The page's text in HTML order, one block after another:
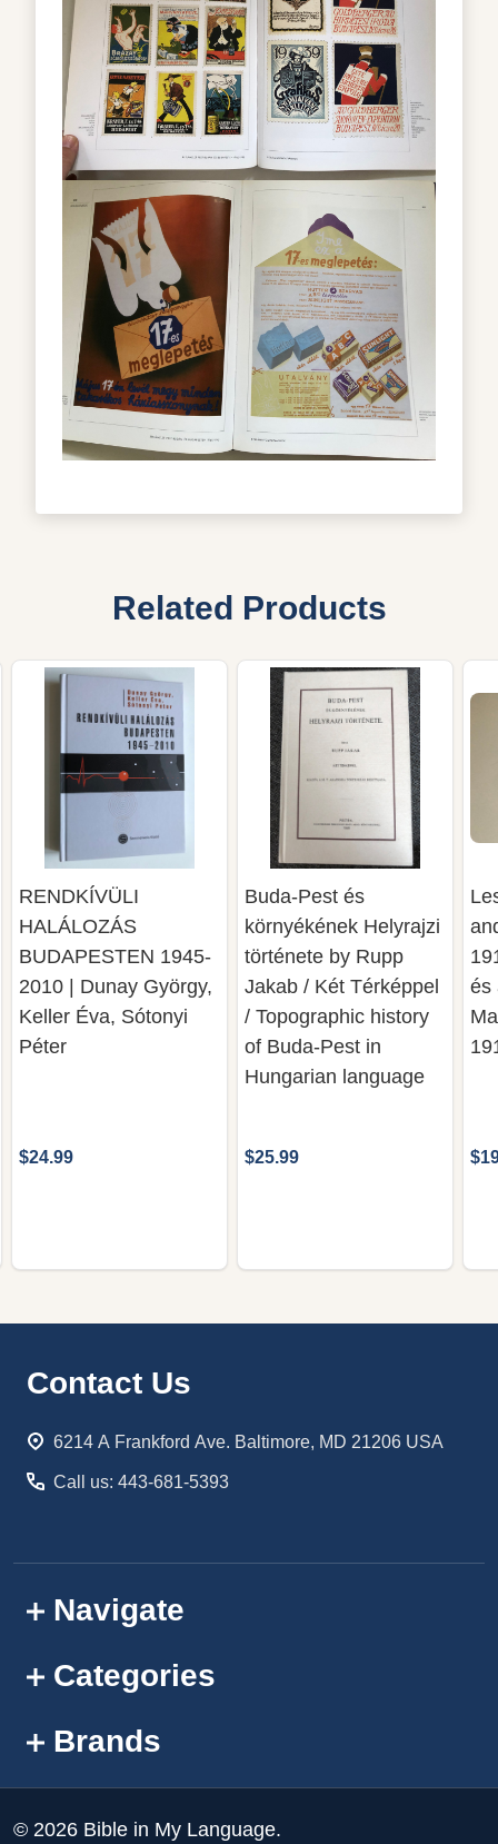
Related Products
RENDKÍVÜLI
HALÁLOZÁS
BUDAPESTEN 1945-
2010 | Dunay György,
Keller Éva, Sótonyi
Péter
$24.99
Buda-Pest és
környékének Helyrajzi
története by Rupp
Jakab / Két Térképpel
/ Topographic history
of Buda-Pest in
Hungarian language
$25.99
és
Footer
Contact Us
6214 A Frankford Ave. Baltimore, MD 21206 USA
Call us: 443-681-5393
Navigate
Categories
Brands
© 2026 Bible in My Language.